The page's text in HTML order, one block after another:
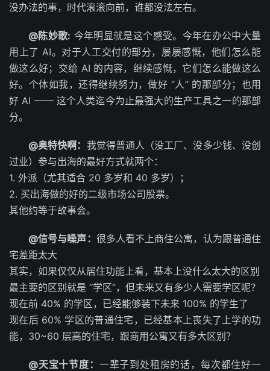
没办法的事，时代滚滚向前，谁都没法左右。
@陈妙歌: 今年明显就是这个感受。今年在办公中大量
用上了 AI。对于人工交付的部分，屡屡感慨，他们怎么能
做这么好；交给 AI 的内容，继续感慨，它们怎么能做这么
好。个体如我，还得继续努力，做好 “人” 的那部分；也用
好 AI —— 这个人类迄今为止最强大的生产工具之一的那部
分。
@奥特快啊： 我觉得普通人（没工厂、没多少钱、没创
过业）参与出海的最好方式就两个：
1. 外派（尤其适合 20 多岁和 40 多岁）；
2. 买出海做的好的二级市场公司股票。
其他约等于故事会。
@信号与噪声： 很多人看不上商住公寓，认为跟普通住
宅差距太大
其实，如果仅仅从居住功能上看，基本上没什么太大的区别
最主要的区别就是 “学区”，但未来又有多少人需要学区呢？
现在前 40% 的学区，已经能够装下未来 100% 的学生了
现在后 60% 学区的普通住宅，已经基本上丧失了上学的功
能，30~60 层高的住宅，跟商用公寓又有多大区别？
@天宝十节度： 一辈子到处租房的话，每次都住好一